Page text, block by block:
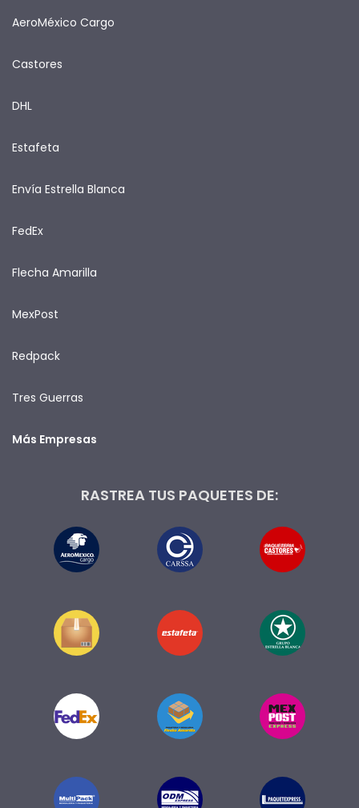
AeroMéxico Cargo
Castores
DHL
Estafeta
Envía Estrella Blanca
FedEx
Flecha Amarilla
MexPost
Redpack
Tres Guerras
Más Empresas
RASTREA TUS PAQUETES DE: